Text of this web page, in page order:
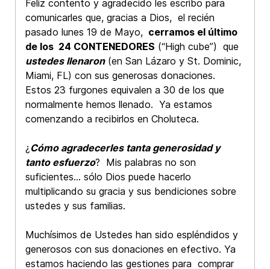
Feliz contento y agradecido les escribo para
comunicarles que, gracias a Dios, el recién
pasado lunes 19 de Mayo, cerramos el último
de los 24 CONTENEDORES (“High cube”) que
ustedes llenaron(en San Lázaro y St. Dominic,
Miami, FL) con sus generosas donaciones.
Estos 23 furgones equivalen a 30 de los que
normalmente hemos llenado. Ya estamos
comenzando a recibirlos en Choluteca.
¿Cómo agradecerles tanta generosidad y
tanto esfuerzo? Mis palabras no son
suficientes… sólo Dios puede hacerlo
multiplicando su gracia y sus bendiciones sobre
ustedes y sus familias.
Muchísimos de Ustedes han sido espléndidos y
generosos con sus donaciones en efectivo. Ya
estamos haciendo las gestiones para comprar